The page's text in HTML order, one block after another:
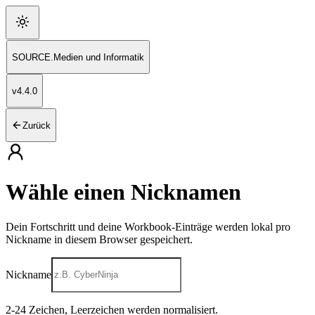
SOURCE Medien und Informatik
v4.4.0
Zurück
Wähle einen Nicknamen
Dein Fortschritt und deine Workbook-Einträge werden lokal pro
Nickname in diesem Browser gespeichert.
Nickname
2-24 Zeichen, Leerzeichen werden normalisiert.